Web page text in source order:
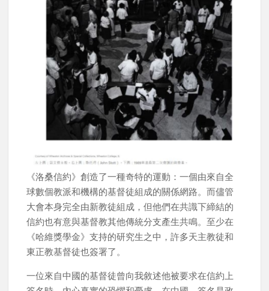
《洛桑信約》創造了一種奇特的運動：一個由來自全
球數個教派和機構的基督徒組成的關係網路。而儘管
大會本身完全由新教徒組成，但他們在共識下締結的
信約也有意與基督教其他傳統分支產生共鳴。至少在
《哈維獎學金》支持的研究生之中，許多天主教徒和
東正教基督徒也簽署了。
一位來自中國的基督徒曾向我敘述他被要求在信約上